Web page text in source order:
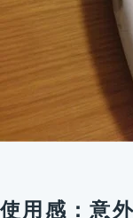
使用感：意